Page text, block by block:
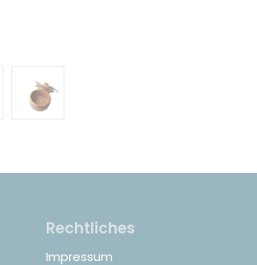
Rechtliches
Impressum